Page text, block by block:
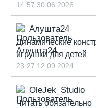
14:57 30.06.2026
Алушта24
Динамические
игрушки для детей
23:27 12.09.2024
OleJek_Studio
Читать обязательно